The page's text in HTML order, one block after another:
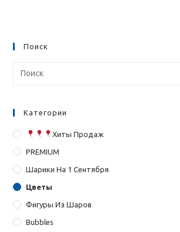
Поиск
Категории
Хиты Продаж
PREMIUM
Шарики На 1 Сентября
Цветы
Фигуры Из Шаров
Bubbles